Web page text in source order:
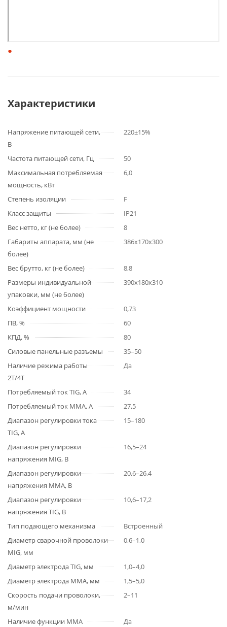
Характеристики
Напряжение питающей сети,
В
220±15%
Частота питающей сети, Гц
50
Максимальная потребляемая
мощность, кВт
6,0
Степень изоляции
F
Класс защиты
IP21
Вес нетто, кг (не более)
8
Габариты аппарата, мм (не
более)
386х170х300
Вес брутто, кг (не более)
8,8
Размеры индивидуальной
упаковки, мм (не более)
390х180х310
Коэффициент мощности
0,73
ПВ, %
60
КПД, %
80
Силовые панельные разъемы
35–50
Наличие режима работы
2T/4T
Да
Потребляемый ток TIG, А
34
Потребляемый ток MMA, А
27,5
Диапазон регулировки тока
TIG, А
15–180
Диапазон регулировки
напряжения MIG, В
16,5–24
Диапазон регулировки
напряжения MMA, В
20,6–26,4
Диапазон регулировки
напряжения TIG, В
10,6–17,2
Тип подающего механизма
Встроенный
Диаметр сварочной проволоки
MIG, мм
0,6–1,0
Диаметр электрода TIG, мм
1,0–4,0
Диаметр электрода MMA, мм
1,5–5,0
Скорость подачи проволоки,
м/мин
2–11
Наличие функции MMA
Да